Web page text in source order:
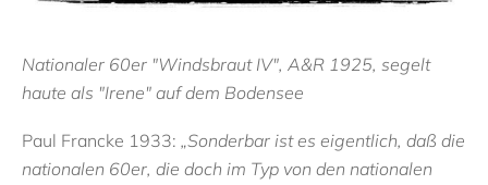
Nationaler 60er "Windsbraut IV", A&R 1925, segelt
haute als "Irene" auf dem Bodensee
Paul Francke 1933: „Sonderbar ist es eigentlich, daß die
nationalen 60er, die doch im Typ von den nationalen